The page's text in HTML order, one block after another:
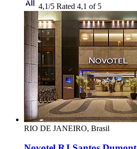
4,1/5 Rated 4,1 of 5
RIO DE JANEIRO, Brasil